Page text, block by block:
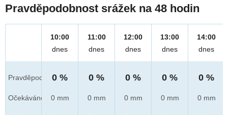
Pravděpodobnost srážek na 48 hodin
Pravděpod.
Očekáváno
10:00
dnes
0 %
0 mm
11:00
dnes
0 %
0 mm
12:00
dnes
0 %
0 mm
13:00
dnes
0 %
0 mm
14:00
dnes
0 %
0 mm